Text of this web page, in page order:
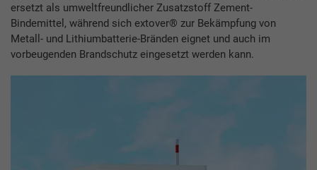
ersetzt als umweltfreundlicher Zusatzstoff Zement-
Bindemittel, während sich extover® zur Bekämpfung von
Metall- und Lithiumbatterie-Bränden eignet und auch im
vorbeugenden Brandschutz eingesetzt werden kann.